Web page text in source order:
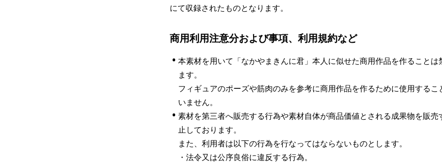
にて収録されたものとなります。
商用利用注意分および事項、利用規約など
• 本素材を用いて「なかやまきんに君」本人に似せた商用作品を作ることは
ます。
フィギュアのポーズや筋肉のみを参考に商用作品を作るために使用するこ
いません。
• 素材を第三者へ販売する行為や素材自体が商品価値とされる成果物を販売
止しております。
また、利用者は以下の行為を行なってはならないものとします。
・法令又は公序良俗に違反する行為。